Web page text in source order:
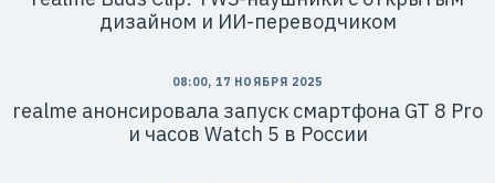
дизайном и ИИ-переводчиком
08:00, 17 НОЯБРЯ 2025
realme анонсировала запуск смартфона GT 8 Pro
и часов Watch 5 в России